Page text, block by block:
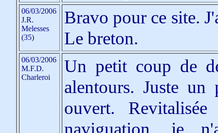
06/03/2006
J.R.
Melesses
(35)
Bravo pour ce site.
Le breton.
06/03/2006
M.F.D.
Charleroi
Un petit coup de
alentours. Juste
ouvert.
naviguation, je